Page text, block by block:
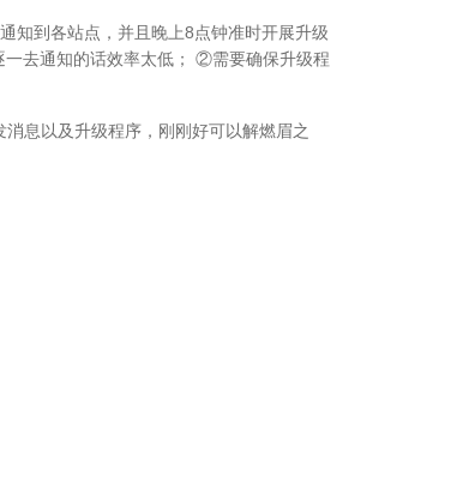
知到各站点，并且晚上8点钟准时开展升级
去通知的话效率太低； ②需要确保升级程
息以及升级程序，刚刚好可以解燃眉之